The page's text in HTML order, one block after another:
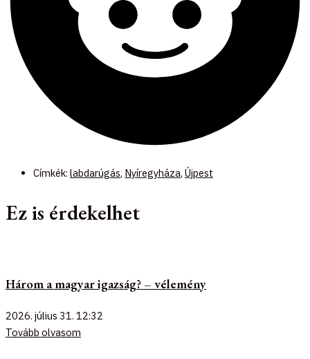
Címkék: labdarúgás, Nyíregyháza, Újpest
Ez is érdekelhet
Három a magyar igazság? – vélemény
2026. július 31. 12:32
Tovább olvasom